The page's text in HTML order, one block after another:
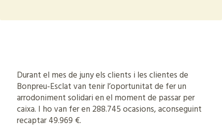
Durant el mes de juny els clients i les clientes de
Bonpreu-Esclat van tenir l’oportunitat de fer un
arrodoniment solidari en el moment de passar per
caixa. I ho van fer en 288.745 ocasions, aconseguint
recaptar 49.969 €.